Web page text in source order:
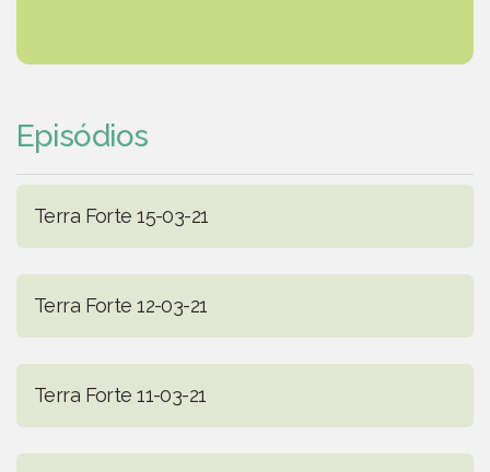
Episódios
Terra Forte 15-03-21
Terra Forte 12-03-21
Terra Forte 11-03-21